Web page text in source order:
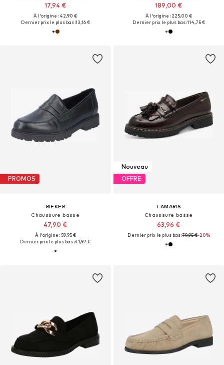
17,94 €
À l'origine : 42,90 €
Dernier prix le plus bas :13,16 €
189,00 €
À l'origine : 225,00 €
Dernier prix le plus bas :114,75 €
PROMOS
RIEKER
Chaussure basse
47,90 €
À l'origine : 59,95 €
Dernier prix le plus bas :41,97 €
Nouveau
OFFRE
TAMARIS
Chaussure basse
63,96 €
Dernier prix le plus bas :79,95 €-20%